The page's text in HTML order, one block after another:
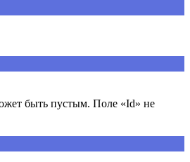
быть пустым. Поле «Id» не